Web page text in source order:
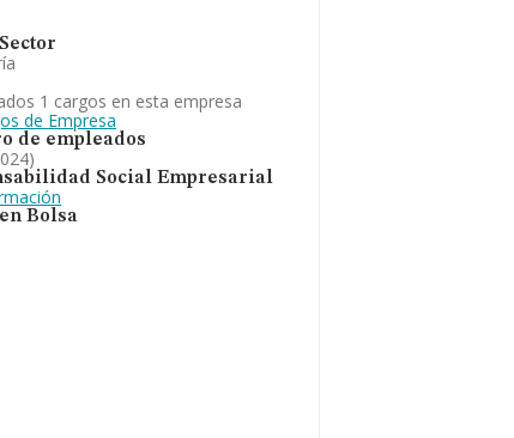
1 cargos en esta empresa
de Empresa
de empleados
Social Empresarial
Bolsa